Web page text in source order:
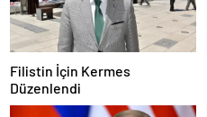
Filistin İçin Kermes
Düzenlendi